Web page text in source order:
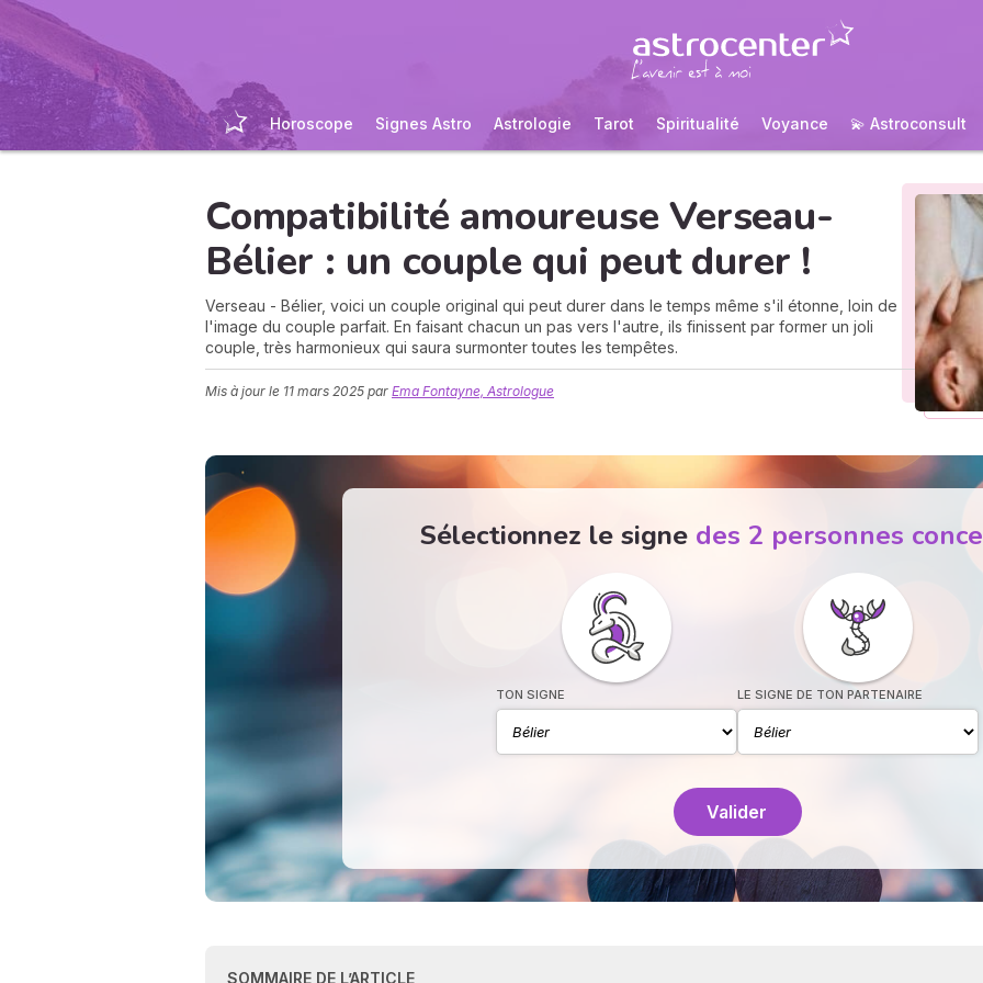
Horoscope Signes Astro Astrologie Tarot Spiritualité Voyance 💫 Astroconsult
Compatibilité amoureuse Verseau-
Bélier : un couple qui peut durer !
Verseau - Bélier, voici un couple original qui peut durer dans le temps même s'il étonne, loin de
l'image du couple parfait. En faisant chacun un pas vers l'autre, ils finissent par former un joli
couple, très harmonieux qui saura surmonter toutes les tempêtes.
Mis à jour le 11 mars 2025 par Ema Fontayne, Astrologue
Sélectionnez le signe des 2 personnes
TON SIGNE LE SIGNE DE TON PARTENAIRE
Valider
SOMMAIRE DE L’ARTICLE